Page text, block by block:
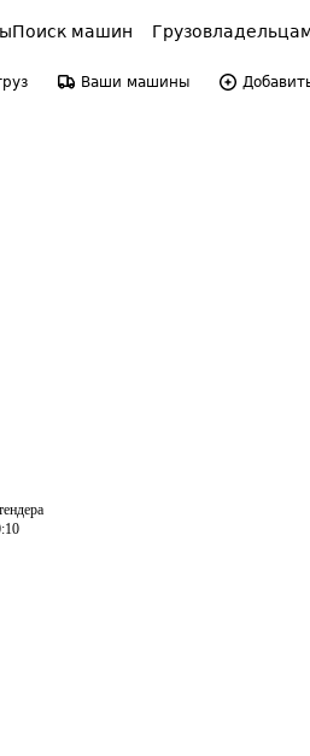
Поиск машин
Ваши машины